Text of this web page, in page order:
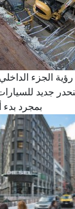
الجزء
جديد
بمجرد